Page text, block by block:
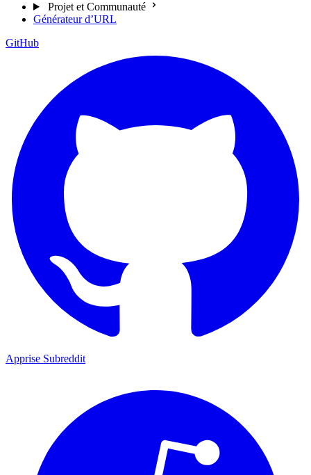
Projet et Communauté
Générateur d’URL
GitHub
Apprise Subreddit